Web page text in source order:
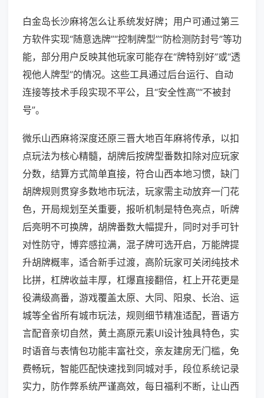
白金岛长沙麻将怎么让系统发好牌；用户可通过第三
方软件实现“随意选牌”“控制牌型”“防检测防封号”等功
能，部分用户反映其他玩家可能存在“牌特别好”或“透
视他人牌型”的情况。这些工具通过后台运行、自动
连接等技术手段实现不平公，且“安全性高”“不被封
号”。
微乐山西麻将深度还原三晋大地百年麻将传承，以扣
点玩法为核心精髓，胡牌后按牌型番数扣除对应玩家
分数，结算方式简单直接，符合山西本地习惯，缺门
胡牌规则贯穿多数地市玩法，玩家需主动放弃一门花
色，开局规划至关重要，报听机制是特色亮点，听牌
后亮明不可换牌，胡牌番数大幅提升，同时对手可针
对性防守，博弈感拉满，混子牌可选开启，万能牌提
升胡牌概率，适合新手过渡，高阶玩家可关闭纯技术
比拼，杠牌收益丰厚，杠爆直接翻倍，杠上开花更是
役满级高番，游戏覆盖太原、大同、阳泉、长治、运
城等全省所有城市玩法，规则细节精准适配，晋语方
言配音亲切自然，黄土高原元素UI设计独具特色，实
时语音与表情包功能丰富社交，亲友建房无门槛，免
费畅玩，智能匹配快速找到同城对手，段位系统记录
实力，防作弊系统严谨高效，每日福利不断，让山西